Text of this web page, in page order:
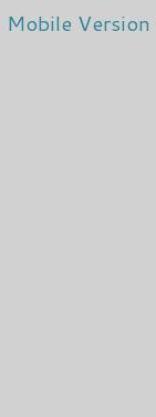
Mobile